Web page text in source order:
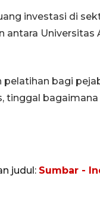
investasi di
antara Universitas
bagi
tinggal
judul: Sumbar -